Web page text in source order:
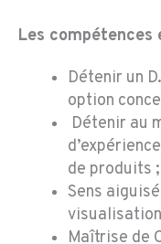
Les compétences
Détenir un
option
Détenir au
de produits ;
Sens
Maîtrise de